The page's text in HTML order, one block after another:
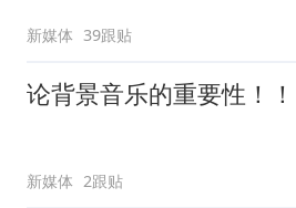
新媒体 39跟贴
论背景音乐的重要性！！
新媒体 2跟贴